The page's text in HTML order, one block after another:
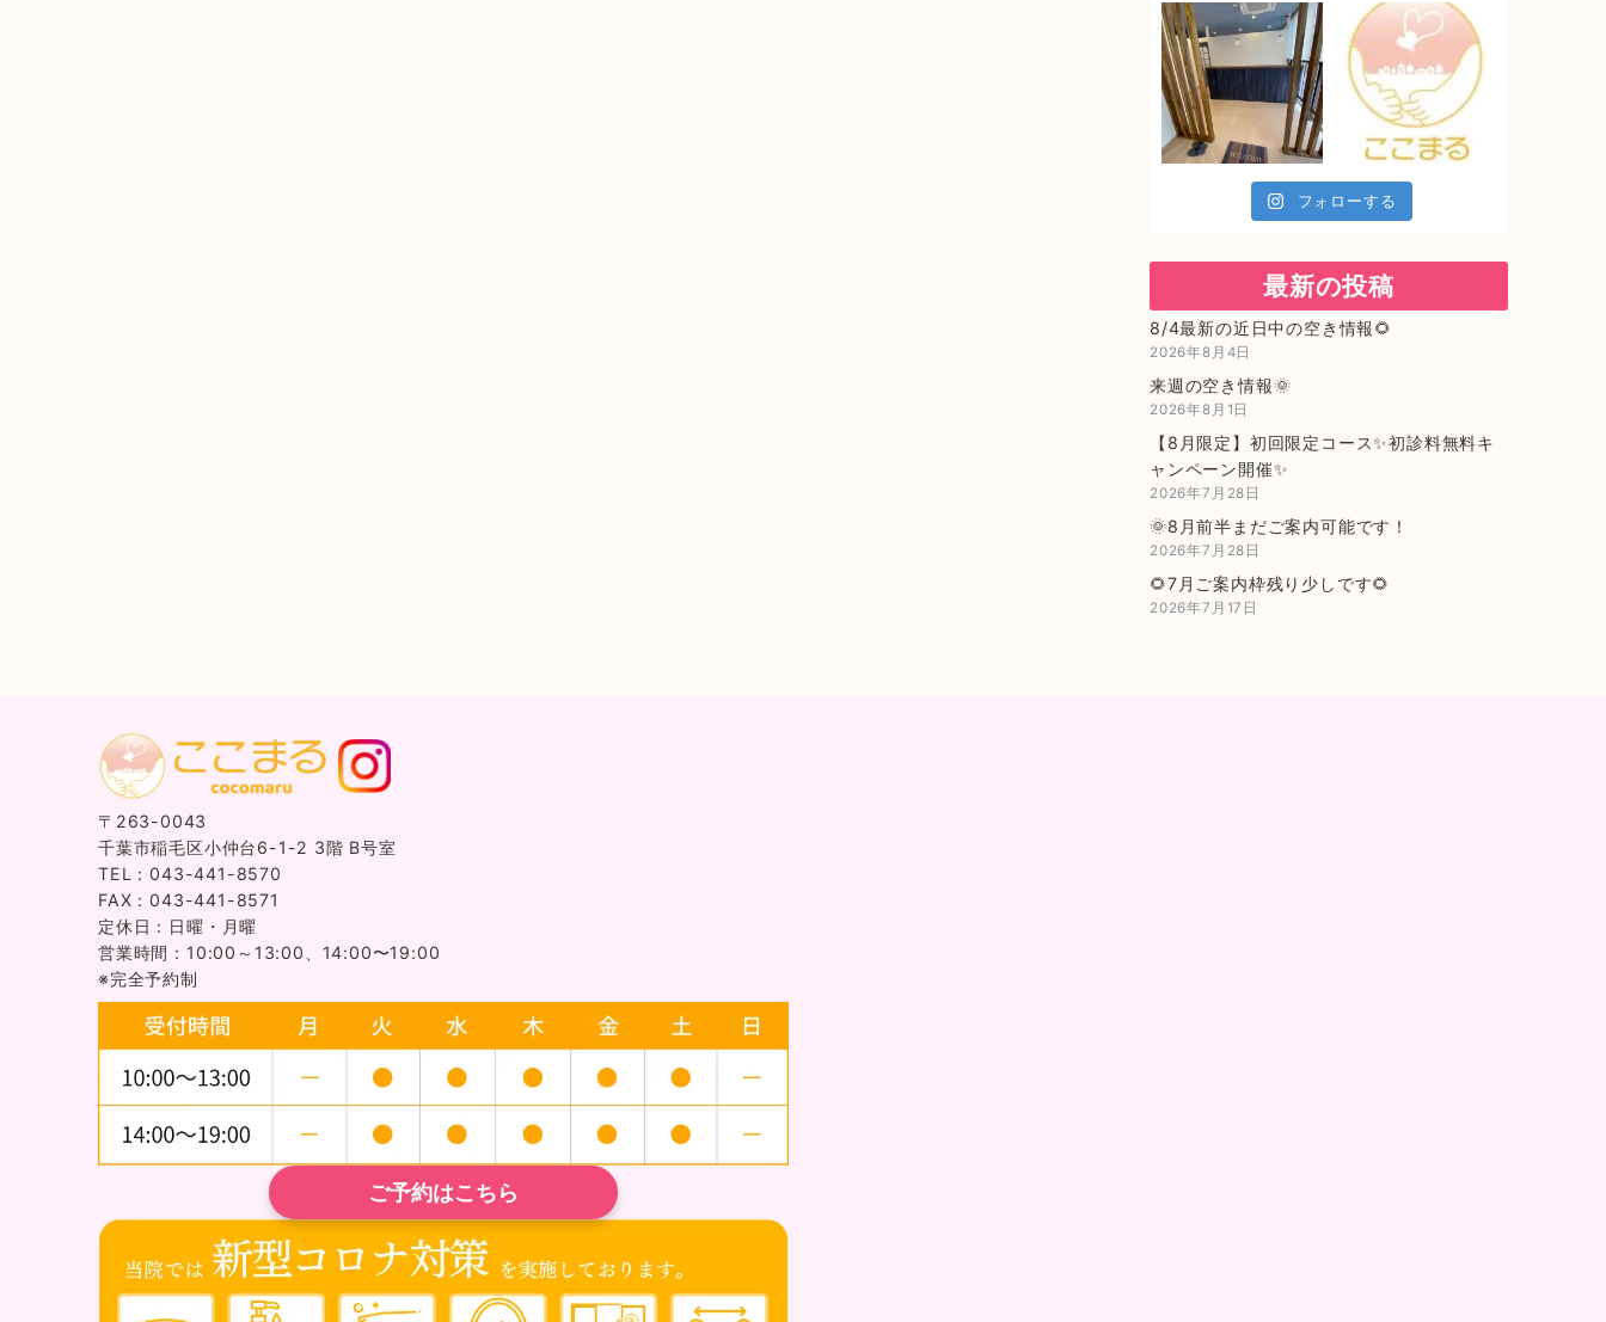
フォローする
最新の投稿
8/4最新の近日中の空き情報🌻
2026年8月4日
来週の空き情報🌞
2026年8月1日
【8月限定】初回限定コース✨初診料無料キ
ャンペーン開催✨
2026年7月28日
🌞8月前半まだご案内可能です！
2026年7月28日
🌻7月ご案内枠残り少しです🌻
2026年7月17日
〒263-0043
千葉市稲毛区小仲台6-1-2 3階 B号室
TEL：043-441-8570
FAX：043-441-8571
定休日：日曜・月曜
営業時間：10:00～13:00、14:00〜19:00
※完全予約制
ご予約はこちら